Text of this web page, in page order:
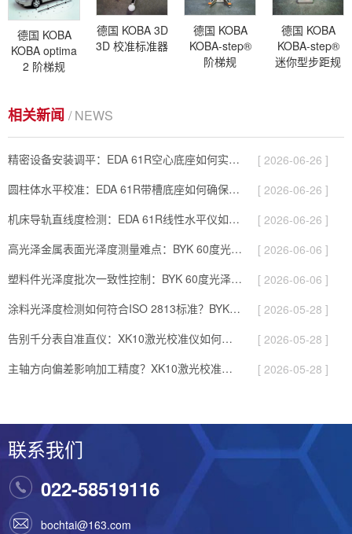
德国 KOBA
KOBA optima
2 阶梯规
德国 KOBA 3D
3D 校准标准器
德国 KOBA
KOBA-step®
阶梯规
德国 KOBA
KOBA-step®
迷你型步距规
相关新闻 / NEWS
精密设备安装调平：EDA 61R空心底座如何实现精确安装？
[ 2026-06-26 ]
圆柱体水平校准：EDA 61R带槽底座如何确保平面与圆柱面测量一致…
[ 2026-06-26 ]
机床导轨直线度检测：EDA 61R线性水平仪如何实现微弧度级精度？
[ 2026-06-26 ]
高光泽金属表面光泽度测量难点：BYK 60度光泽仪0-2000GU…
[ 2026-06-06 ]
塑料件光泽度批次一致性控制：BYK 60度光泽仪0.2GU重复性如…
[ 2026-06-06 ]
涂料光泽度检测如何符合ISO 2813标准？BYK 60度光泽仪实…
[ 2026-05-28 ]
告别千分表自准直仪：XK10激光校准仪如何提升几何量测量效率？
[ 2026-05-28 ]
主轴方向偏差影响加工精度？XK10激光校准仪实现快速校直
[ 2026-05-28 ]
联系我们
022-58519116
bochtai@163.com